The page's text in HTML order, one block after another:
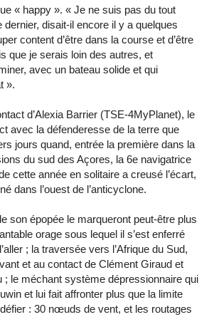
« happy ». « Je ne suis pas du tout
dernier, disait-il encore il y a quelques
content d’être dans la course et d’être
que je serais loin des autres, et
avec un bateau solide et qui
».
d’Alexia Barrier (TSE-4MyPlanet), le
avec la défenderesse de la terre que
jours quand, entrée la première dans la
du sud des Açores, la 6e navigatrice
cette année en solitaire a creusé l’écart,
dans l’ouest de l’anticyclone.
son épopée le marqueront peut-être plus
orage sous lequel il s’est enferré
; la traversée vers l’Afrique du Sud,
et au contact de Clément Giraud et
; le méchant système dépressionnaire qui
et lui fait affronter plus que la limite
défier : 30 nœuds de vent, et les routages